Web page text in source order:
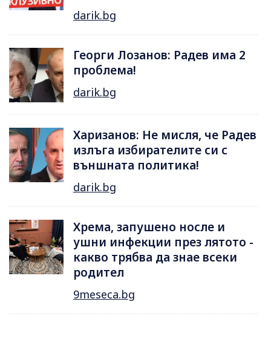
darik.bg
Георги Лозанов: Радев има 2
проблема!
darik.bg
Харизанов: Не мисля, че Радев
излъга избирателите си с
външната политика!
darik.bg
Хрема, запушено носле и
ушни инфекции през лятотo -
какво трябва да знае всеки
родител
9meseca.bg